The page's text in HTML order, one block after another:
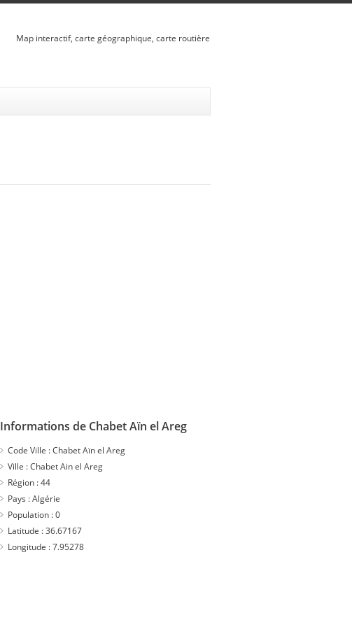
Map interactif, carte géographique, carte routière
Informations de Chabet Aïn el Areg
Code Ville :Chabet Aïn el Areg
Ville :Chabet Ain el Areg
Région :44
Pays :Algérie
Population :0
Latitude :36.67167
Longitude :7.95278